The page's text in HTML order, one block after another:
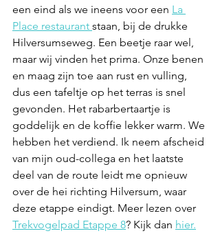
een eind als we ineens voor een La
Place restaurant staan, bij de drukke
Hilversumseweg. Een beetje raar wel,
maar wij vinden het prima. Onze benen
en maag zijn toe aan rust en vulling,
dus een tafeltje op het terras is snel
gevonden. Het rabarbertaartje is
goddelijk en de koffie lekker warm. We
hebben het verdiend. Ik neem afscheid
van mijn oud-collega en het laatste
deel van de route leidt me opnieuw
over de hei richting Hilversum, waar
deze etappe eindigt. Meer lezen over
Trekvogelpad Etappe 8? Kijk dan hier.